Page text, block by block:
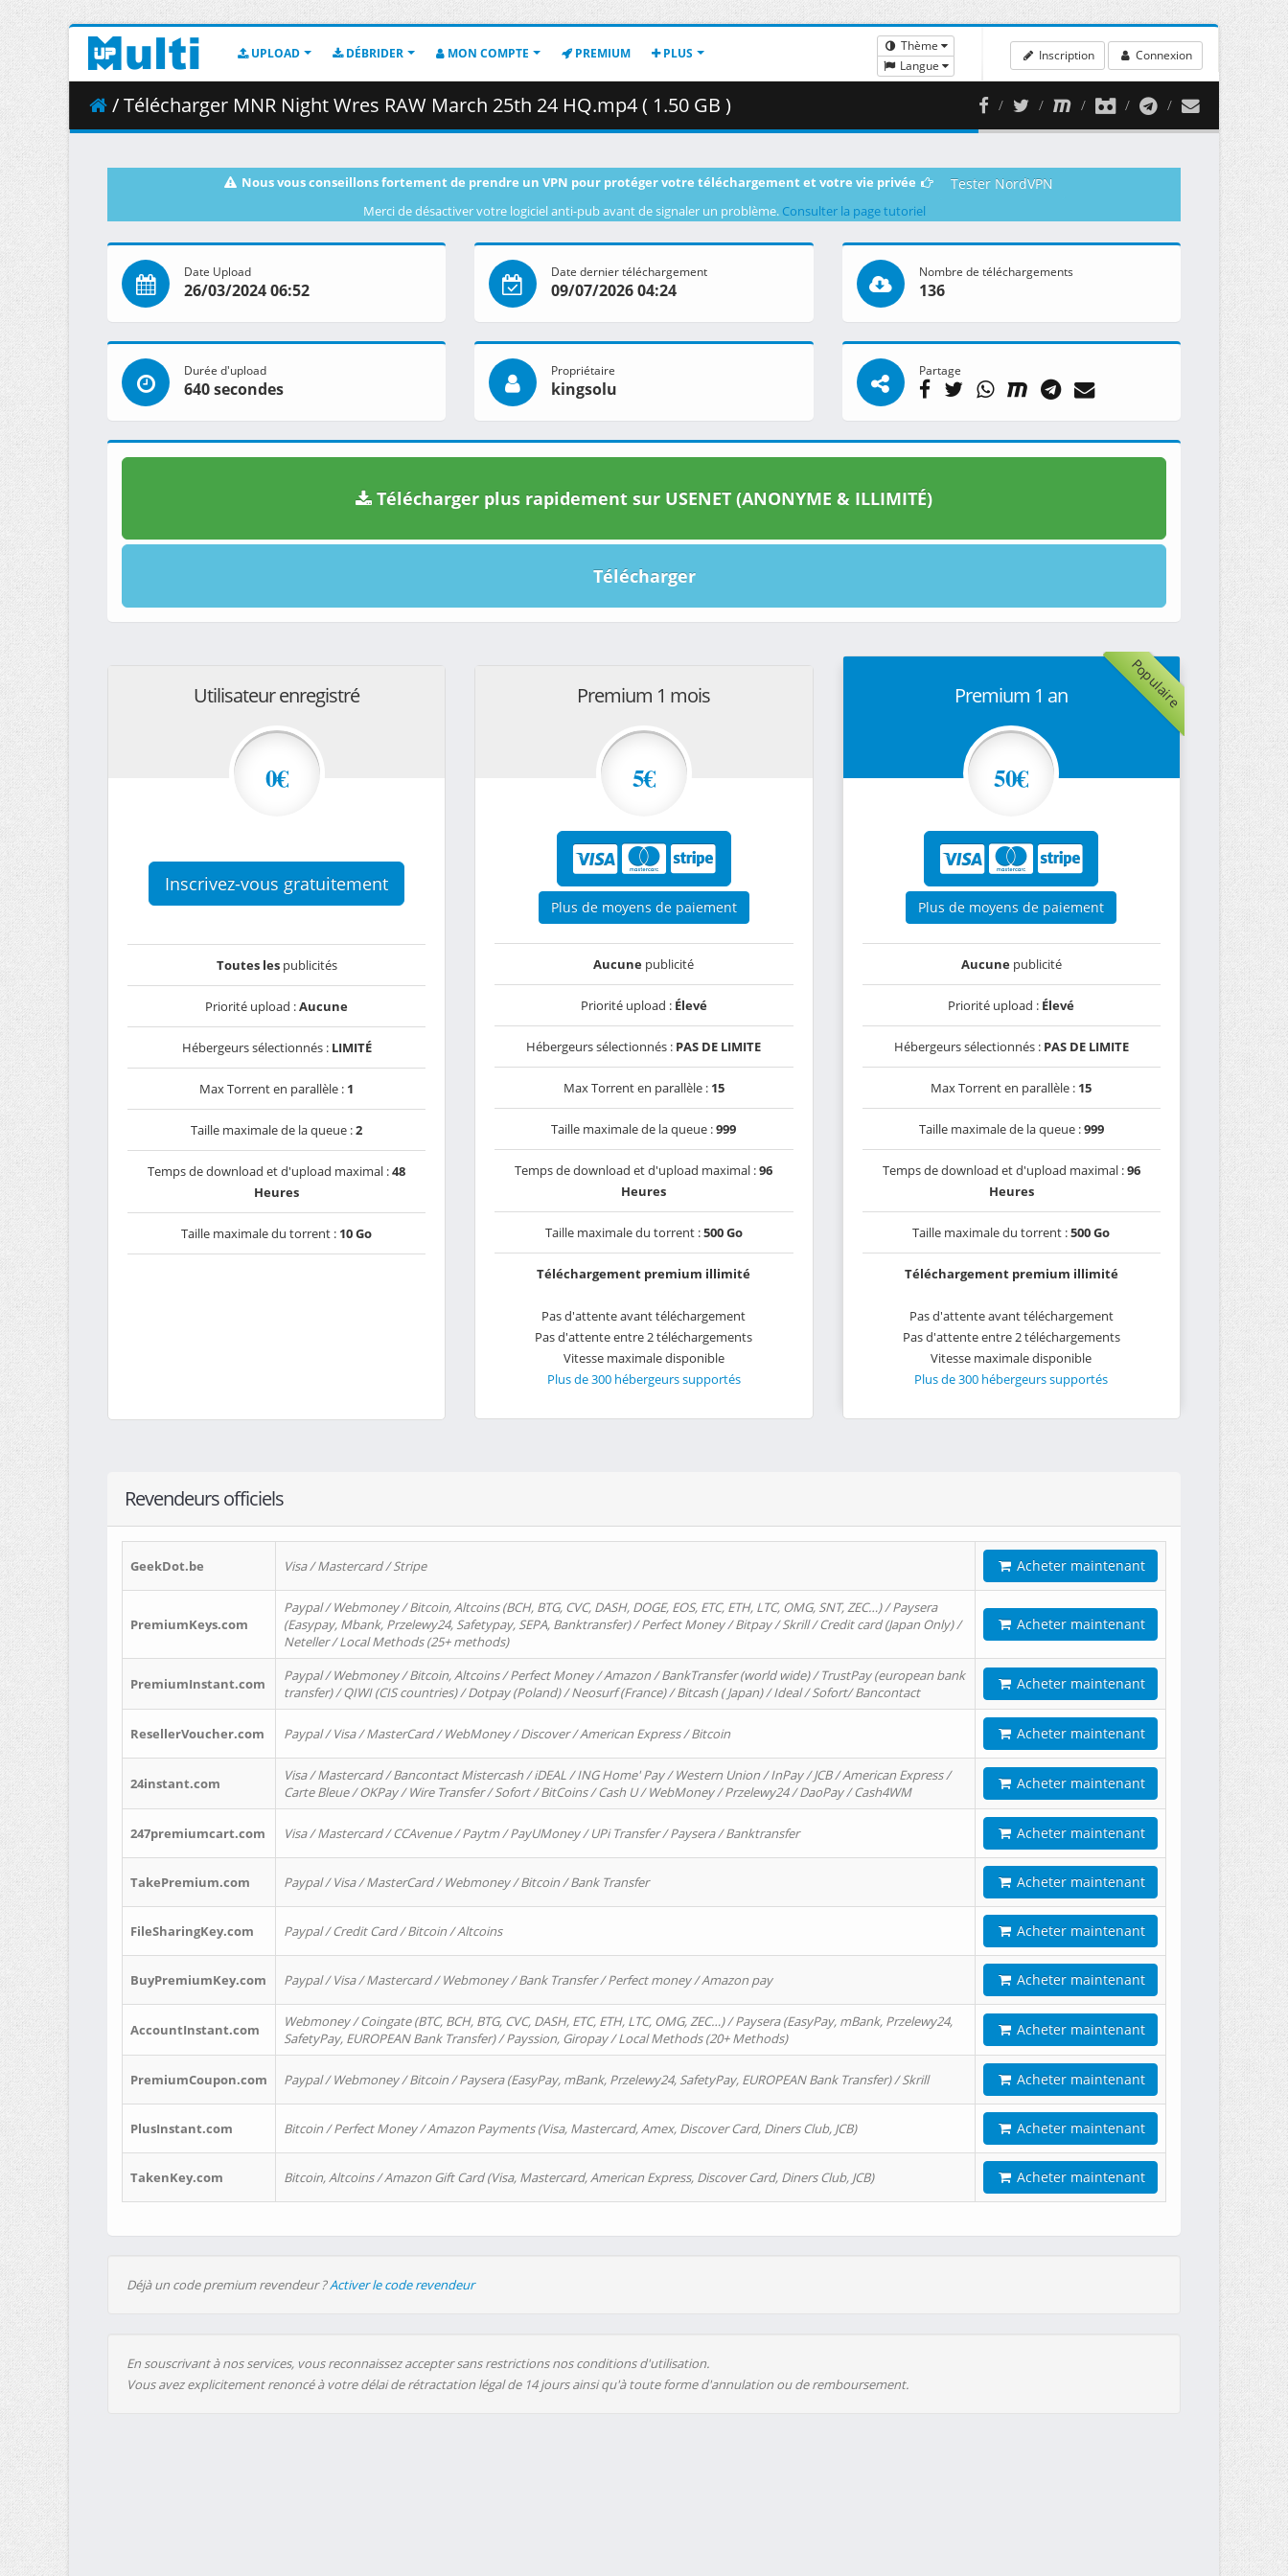
UPLOAD DÉBRIDER MON COMPTE PREMIUM PLUS
Thème
Langue
Inscription Connexion
/ Télécharger MNR Night Wres RAW March 25th 24 HQ.mp4 ( 1.50 GB )
Nous vous conseillons fortement de prendre un VPN pour protéger votre téléchargement et votre vie privée Tester NordVPN
Merci de désactiver votre logiciel anti-pub avant de signaler un problème. Consulter la page tutoriel
Date Upload
26/03/2024 06:52
Date dernier téléchargement
09/07/2026 04:24
Nombre de téléchargements
136
Durée d'upload
640 secondes
Propriétaire
kingsolu
Partage
Télécharger plus rapidement sur USENET (ANONYME & ILLIMITÉ)
Télécharger
Utilisateur enregistré
0€
Inscrivez-vous gratuitement
Toutes lespublicités
Priorité upload :Aucune
Hébergeurs sélectionnés : LIMITÉ
Max Torrent en parallèle : 1
Taille maximale de la queue :2
Temps de download et d'upload maximal :48
Heures
Taille maximale du torrent : 10 Go
Premium 1 mois
5€
Plus de moyens de paiement
Aucune publicité
Priorité upload : Élevé
Hébergeurs sélectionnés : PAS DE LIMITE
Max Torrent en parallèle : 15
Taille maximale de la queue :999
Temps de download et d'upload maximal :96
Heures
Taille maximale du torrent :500 Go
Téléchargement premium illimité
Pas d'attente avant téléchargement
Pas d'attente entre 2 téléchargements
Vitesse maximale disponible
Plus de 300 hébergeurs supportés
Populaire
Premium 1 an
50€
Plus de moyens de paiement
Aucunepublicité
Priorité upload : Élevé
Hébergeurs sélectionnés : PAS DE LIMITE
Max Torrent en parallèle : 15
Taille maximale de la queue :999
Temps de download et d'upload maximal :96
Heures
Taille maximale du torrent :500 Go
Téléchargement premium illimité
Pas d'attente avant téléchargement
Pas d'attente entre 2 téléchargements
Vitesse maximale disponible
Plus de 300 hébergeurs supportés
Revendeurs officiels
GeekDot.be Visa / Mastercard / Stripe Acheter maintenant
PremiumKeys.com
Paypal / Webmoney / Bitcoin, Altcoins (BCH, BTG, CVC, DASH, DOGE, EOS, ETC, ETH, LTC, OMG, SNT, ZEC…) / Paysera
(Easypay, Mbank, Przelewy24, Safetypay, SEPA, Banktransfer) / Perfect Money / Bitpay / Skrill / Credit card (Japan Only) /
Neteller / Local Methods (25+ methods)
Acheter maintenant
PremiumInstant.com
Paypal / Webmoney / Bitcoin, Altcoins / Perfect Money / Amazon / BankTransfer (world wide) / TrustPay (european bank
transfer) / QIWI (CIS countries) / Dotpay (Poland) / Neosurf (France) / Bitcash ( Japan) / Ideal / Sofort/ Bancontact
Acheter maintenant
ResellerVoucher.com Paypal / Visa / MasterCard / WebMoney / Discover / American Express / Bitcoin Acheter maintenant
24instant.com
Visa / Mastercard / Bancontact Mistercash / iDEAL / ING Home' Pay / Western Union / InPay / JCB / American Express /
Carte Bleue / OKPay / Wire Transfer / Sofort / BitCoins / Cash U / WebMoney / Przelewy24 / DaoPay / Cash4WM
Acheter maintenant
247premiumcart.com Visa / Mastercard / CCAvenue / Paytm / PayUMoney / UPi Transfer / Paysera / Banktransfer Acheter maintenant
TakePremium.com Paypal / Visa / MasterCard / Webmoney / Bitcoin / Bank Transfer Acheter maintenant
FileSharingKey.com Paypal / Credit Card / Bitcoin / Altcoins Acheter maintenant
BuyPremiumKey.com Paypal / Visa / Mastercard / Webmoney / Bank Transfer / Perfect money / Amazon pay Acheter maintenant
AccountInstant.com
Webmoney / Coingate (BTC, BCH, BTG, CVC, DASH, ETC, ETH, LTC, OMG, ZEC…) / Paysera (EasyPay, mBank, Przelewy24,
SafetyPay, EUROPEAN Bank Transfer) / Payssion, Giropay / Local Methods (20+ Methods)
Acheter maintenant
PremiumCoupon.com Paypal / Webmoney / Bitcoin / Paysera (EasyPay, mBank, Przelewy24, SafetyPay, EUROPEAN Bank Transfer) / Skrill Acheter maintenant
PlusInstant.com Bitcoin / Perfect Money / Amazon Payments (Visa, Mastercard, Amex, Discover Card, Diners Club, JCB) Acheter maintenant
TakenKey.com Bitcoin, Altcoins / Amazon Gift Card (Visa, Mastercard, American Express, Discover Card, Diners Club, JCB) Acheter maintenant
Déjà un code premium revendeur ?Activer le code revendeur
En souscrivant à nos services, vous reconnaissez accepter sans restrictions nos conditions d'utilisation.
Vous avez explicitement renoncé à votre délai de rétractation légal de 14 jours ainsi qu'à toute forme d'annulation ou de remboursement.